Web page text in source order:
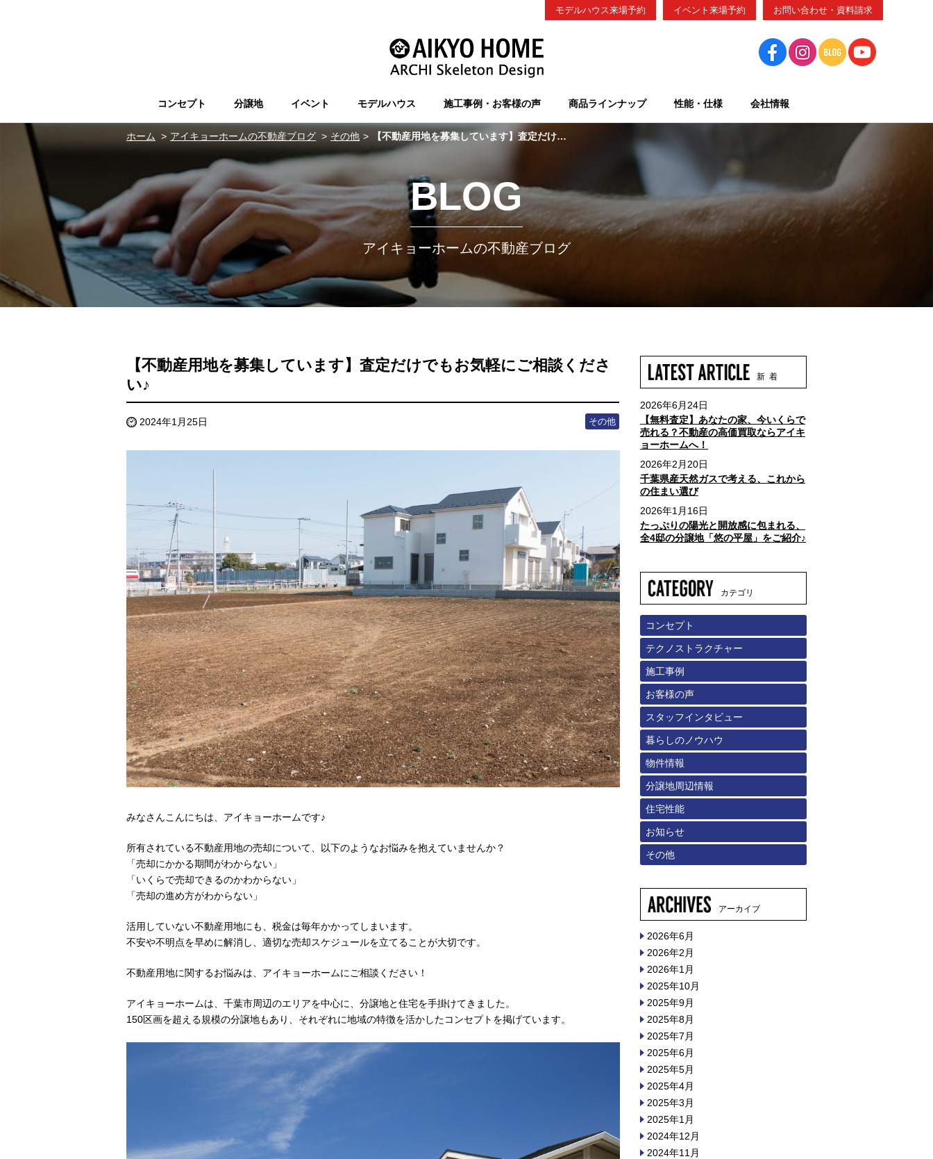
コンセプト 分譲地 イベント モデルハウス 施工事例・お客様の声 商品ラインナップ 性能・仕様 会社情報
モデルハウス来場予約 イベント来場予約 お問い合わせ・資料請求
ホーム アイキョーホームの不動産ブログ その他 【不動産用地を募集しています】査定だけでもお気軽にご相談ください♪
BLOG
アイキョーホームの不動産ブログ
【不動産用地を募集しています】査定だけでもお気軽にご相談くださ
い♪
2024年1月25日 その他
みなさんこんにちは、アイキョーホームです♪
所有されている不動産用地の売却について、以下のようなお悩みを抱えていませんか？
「売却にかかる期間がわからない」
「いくらで売却できるのかわからない」
「売却の進め方がわからない」
活用していない不動産用地にも、税金は毎年かかってしまいます。
不安や不明点を早めに解消し、適切な売却スケジュールを立てることが大切です。
不動産用地に関するお悩みは、アイキョーホームにご相談ください！
アイキョーホームは、千葉市周辺のエリアを中心に、分譲地と住宅を手掛けてきました。
150区画を超える規模の分譲地もあり、それぞれに地域の特徴を活かしたコンセプトを掲げています。
新 着
2026年6月24日
【無料査定】あなたの家、今いくらで
売れる？不動産の高価買取ならアイキ
ョーホームへ！
2026年2月20日
千葉県産天然ガスで考える、これから
の住まい選び
2026年1月16日
たっぷりの陽光と開放感に包まれる、
全4邸の分譲地「悠の平屋」をご紹介♪
カテゴリ
コンセプト
テクノストラクチャー
施工事例
お客様の声
スタッフインタビュー
暮らしのノウハウ
物件情報
分譲地周辺情報
住宅性能
お知らせ
その他
アーカイブ
2026年6月
2026年2月
2026年1月
2025年10月
2025年9月
2025年8月
2025年7月
2025年6月
2025年5月
2025年4月
2025年3月
2025年1月
2024年12月
2024年11月